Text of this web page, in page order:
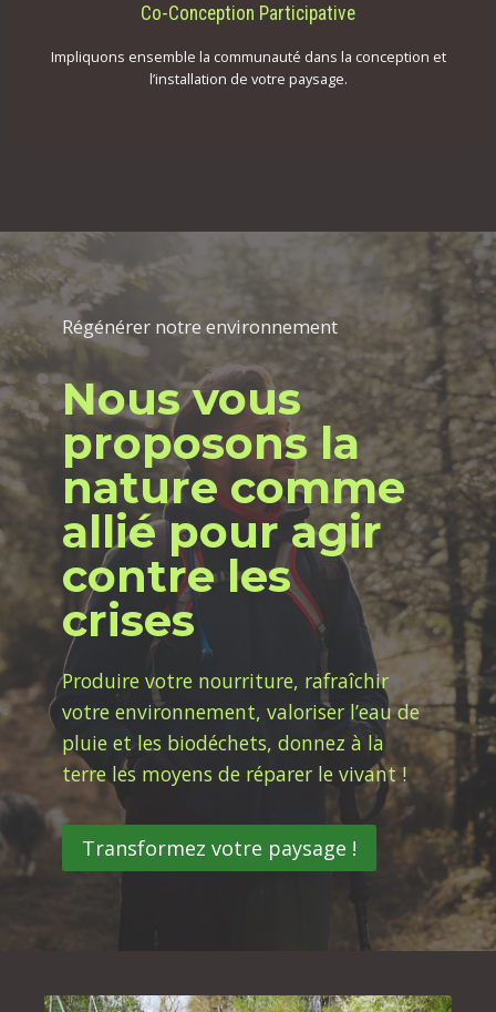
Co-Conception Participative
Impliquons ensemble la communauté dans la conception et
l’installation de votre paysage.
Régénérer notre environnement
Nous vous
proposons la
nature comme
allié pour agir
contre les
crises
Produire votre nourriture, rafraîchir
votre environnement, valoriser l’eau de
pluie et les biodéchets, donnez à la
terre les moyens de réparer le vivant !
Transformez votre paysage !